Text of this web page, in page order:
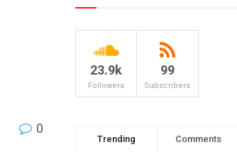
0
23.9k
Followers
99
Subscribers
Trending Comments